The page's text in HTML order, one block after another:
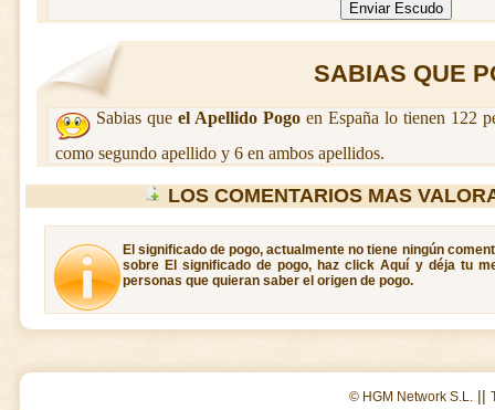
SABIAS QUE
Sabias que el Apellido Pogo en España lo tienen 122
como segundo apellido y 6 en ambos apellidos.
LOS COMENTARIOS MAS
El significado de pogo, actualmente no tiene ningún
sobre El significado de pogo, haz click Aquí y déja tu
personas que quieran saber el origen de pogo.
© HGM Network S.L. ||